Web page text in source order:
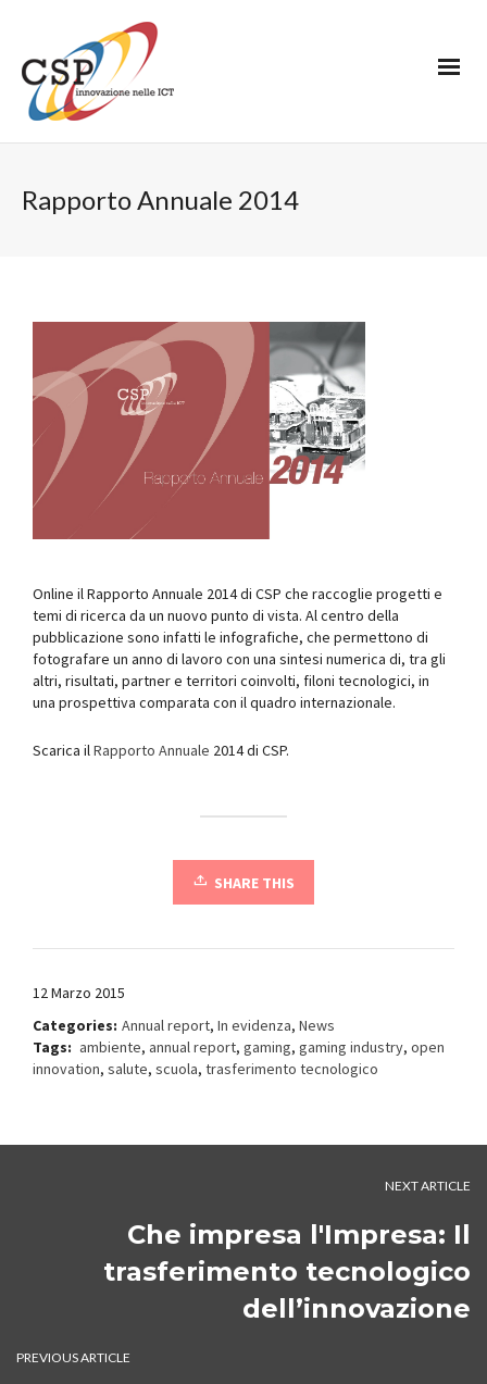
Rapporto Annuale 2014
Online il Rapporto Annuale 2014 di CSP che raccoglie progetti e
temi di ricerca da un nuovo punto di vista. Al centro della
pubblicazione sono infatti le infografiche, che permettono di
fotografare un anno di lavoro con una sintesi numerica di, tra gli
altri, risultati, partner e territori coinvolti, filoni tecnologici, in
una prospettiva comparata con il quadro internazionale.
Scarica ilRapporto Annuale 2014 di CSP.
SHARE THIS
12 Marzo 2015
Categories: Annual report, In evidenza, News
Tags: ambiente, annual report, gaming, gaming industry, open
innovation, salute, scuola, trasferimento tecnologico
NEXT ARTICLE
Che impresa l'Impresa: Il
trasferimento tecnologico
dell’innovazione
PREVIOUS ARTICLE